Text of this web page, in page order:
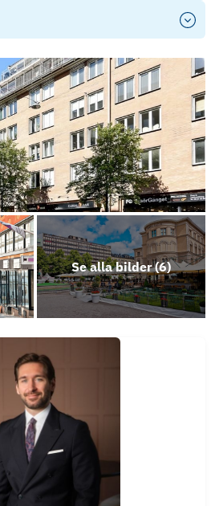
Se alla bilder (6)